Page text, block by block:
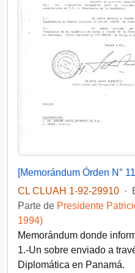
[Memorándum Órden N°
CL CLUAH 1-92-29910 ·
Parte de Presidente
1994)
Memorándum donde
1.-Un sobre enviado a
Diplomática en Panamá.